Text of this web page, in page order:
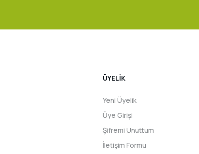
ÜYELİK
Yeni Üyelik
Üye Girişi
Şifremi Unuttum
İletişim Formu